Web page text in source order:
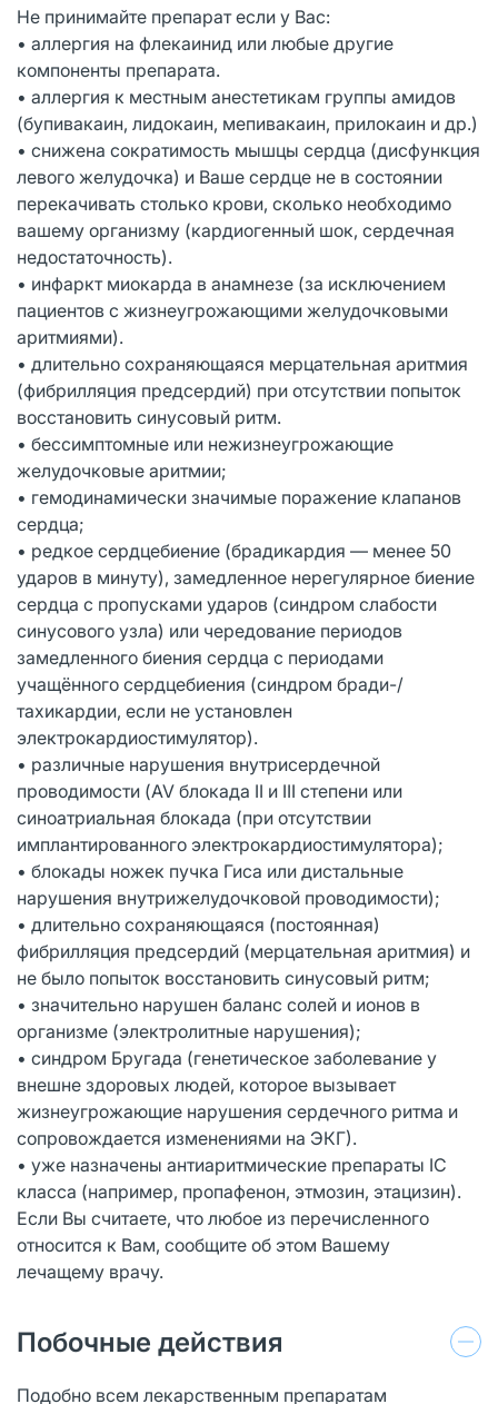
Не принимайте препарат если у Вас:
• аллергия на флекаинид или любые другие
компоненты препарата.
• аллергия к местным анестетикам группы амидов
(бупивакаин, лидокаин, мепивакаин, прилокаин и др.)
• снижена сократимость мышцы сердца (дисфункция
левого желудочка) и Ваше сердце не в состоянии
перекачивать столько крови, сколько необходимо
вашему организму (кардиогенный шок, сердечная
недостаточность).
• инфаркт миокарда в анамнезе (за исключением
пациентов с жизнеугрожающими желудочковыми
аритмиями).
• длительно сохраняющаяся мерцательная аритмия
(фибрилляция предсердий) при отсутствии попыток
восстановить синусовый ритм.
• бессимптомные или нежизнеугрожающие
желудочковые аритмии;
• гемодинамически значимые поражение клапанов
сердца;
• редкое сердцебиение (брадикардия — менее 50
ударов в минуту), замедленное нерегулярное биение
сердца с пропусками ударов (синдром слабости
синусового узла) или чередование периодов
замедленного биения сердца с периодами
учащённого сердцебиения (синдром бради-/
тахикардии, если не установлен
электрокардиостимулятор).
• различные нарушения внутрисердечной
проводимости (AV блокада II и III степени или
синоатриальная блокада (при отсутствии
имплантированного электрокардиостимулятора);
• блокады ножек пучка Гиса или дистальные
нарушения внутрижелудочковой проводимости);
• длительно сохраняющаяся (постоянная)
фибрилляция предсердий (мерцательная аритмия) и
не было попыток восстановить синусовый ритм;
• значительно нарушен баланс солей и ионов в
организме (электролитные нарушения);
• синдром Бругада (генетическое заболевание у
внешне здоровых людей, которое вызывает
жизнеугрожающие нарушения сердечного ритма и
сопровождается изменениями на ЭКГ).
• уже назначены антиаритмические препараты IС
класса (например, пропафенон, этмозин, этацизин).
Если Вы считаете, что любое из перечисленного
относится к Вам, сообщите об этом Вашему
лечащему врачу.
Побочные действия
Подобно всем лекарственным препаратам